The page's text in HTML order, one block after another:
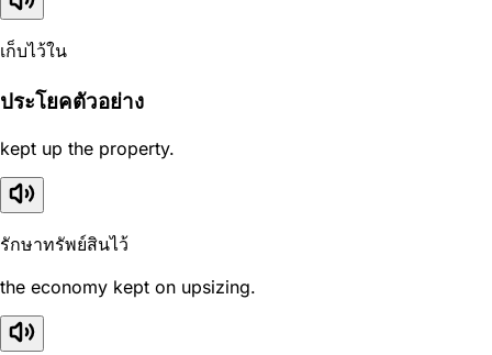
เก็บไว้ใน
ประโยคตัวอย่าง
kept up the property.
รักษาทรัพย์สินไว้
the economy kept on upsizing.